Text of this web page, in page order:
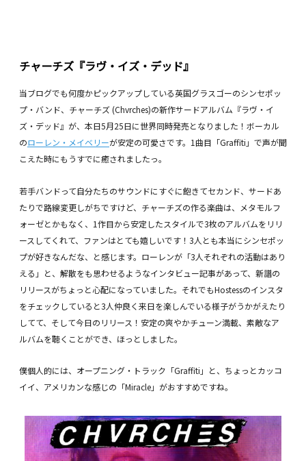
チャーチズ『ラヴ・イズ・デッド』
当ブログでも何度かピックアップしている英国グラスゴーのシンセポッ
プ・バンド、チャーチズ (Chvrches)の新作サードアルバム『ラヴ・イ
ズ・デッド』が、本日5月25日に世界同時発売となりました！ボーカル
のローレン・メイベリーが安定の可愛さです。1曲目「Graffiti」で声が聞
こえた時にもうすでに癒されましたっ。
若手バンドって自分たちのサウンドにすぐに飽きてセカンド、サードあ
たりで路線変更しがちですけど、チャーチズの作る楽曲は、メタモルフ
ォーゼとかもなく、1作目から安定したスタイルで3枚のアルバムをリリ
ースしてくれて、ファンはとても嬉しいです！3人とも本当にシンセポッ
プが好きなんだな、と感じます。ローレンが「3人それぞれの活動はあり
える」と、解散をも思わせるようなインタビュー記事があって、新譜の
リリースがちょっと心配になっていました。それでもHostessのインスタ
をチェックしていると3人仲良く来日を楽しんでいる様子がうかがえたり
してて、そして今日のリリース！安定の爽やかチューン満載、素敵なア
ルバムを聴くことができ、ほっとしました。
僕個人的には、オープニング・トラック「Graffiti」と、ちょっとカッコ
イイ、アメリカンな感じの「Miracle」がおすすめですね。